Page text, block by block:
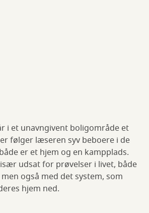
i et unavngivent boligområde et
følger læseren syv beboere i de
er et hjem og en kampplads.
udsat for prøvelser i livet, både
også med det system, som
hjem ned.